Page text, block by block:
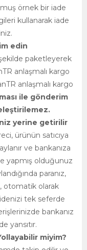
örnek bir iade
kullanarak iade
edin
paketleyerek
anlaşmalı kargo
anlaşmalı kargo
ile gönderim
yerine getirilir
ürünün satıcıya
ve bankanıza
yapmış olduğunuz
paranız,
otomatik olarak
idenizi tek seferde
bankanız
yansıtır.
miyim?